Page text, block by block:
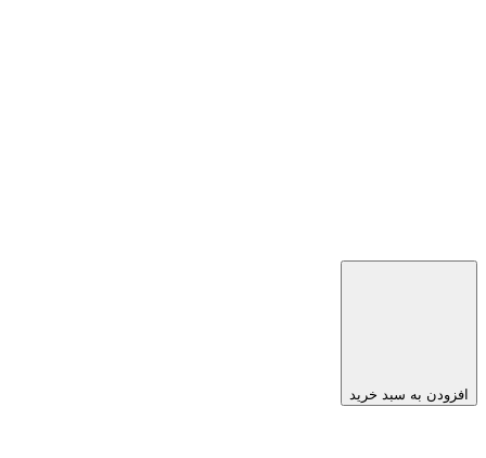
افزودن به سبد خرید